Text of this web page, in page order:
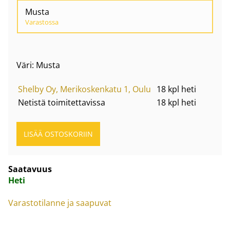
Musta
Varastossa
Väri: Musta
Shelby Oy, Merikoskenkatu 1, Oulu 18 kpl heti
Netistä toimitettavissa
18 kpl heti
Saatavuus
Heti
Varastotilanne ja saapuvat